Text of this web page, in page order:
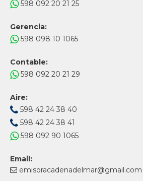
598 092 20 21 25
Gerencia:
598 098 10 1065
Contable:
598 092 20 21 29
Aire:
598 42 24 38 40
598 42 24 38 41
598 092 90 1065
Email:
emisoracadenadelmar@gmail.com